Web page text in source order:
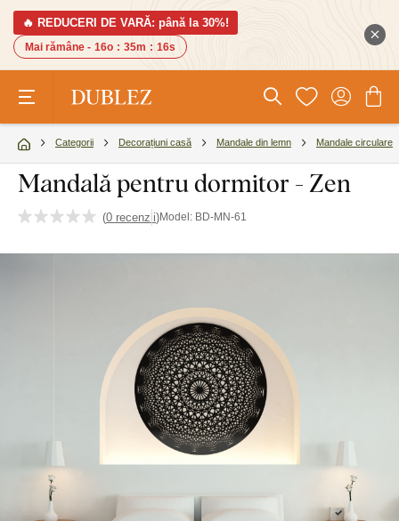
🔥 REDUCERI DE VARĂ: până la 30%!
Mai rămâne - 16o : 35m : 16s
Categorii Decorațiuni casă Mandale din lemn Mandale circulare
Mandală pentru dormitor - Zen
(0 recenzii)Model: BD-MN-61